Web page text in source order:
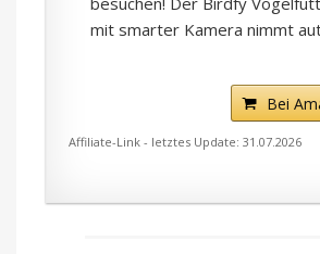
mit smarter Kamera nimmt
Bei
Affiliate-Link - letztes Update: 31.07.2026